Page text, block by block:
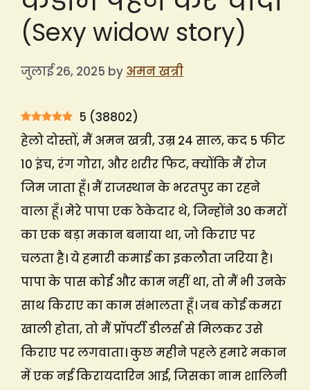
(Sexy widow story)
जुलाई 26, 2025 by अमन खत्री
5 (38802)
हेलो दोस्तों, मैं अमन खत्री, उम्र 24 साल, कद 5 फीट
10 इंच, रंग गोरा, और शरीर फिट, क्योंकि मैं रोज
जिम जाता हूँ। मैं राजस्थान के भरतपुर का रहने
वाला हूँ। मेरे पापा एक ठेकेदार थे, जिन्होंने 30 कमरों
का एक बड़ा मकान बनाया था, जो किराए पर
चलता है। ये हमारी कमाई का इकलौता जरिया है।
पापा के पास कोई और काम नहीं था, तो मैं भी उनके
साथ किराए का काम संभालता हूँ। जब कोई कमरा
खाली होता, तो मैं प्रॉपर्टी डीलर्स से मिलकर उसे
किराए पर लगवाता। कुछ महीने पहले हमारे मकान
में एक नई किरायदारिन आई, जिसका नाम शालिनी